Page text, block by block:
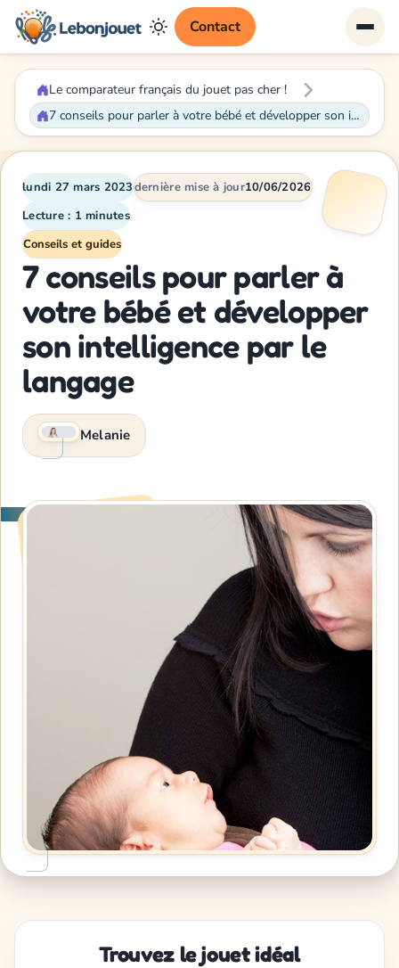
Contact
Le comparateur français du jouet pas cher !
7 conseils pour parler à votre bébé et développer son intelligence par le langage
lundi 27 mars 2023dernière mise à jour10/06/2026
Lecture : 1 minutes
Conseils et guides
7 conseils pour parler à
votre bébé et développer
son intelligence par le
langage
Melanie
Trouvez le jouet idéal